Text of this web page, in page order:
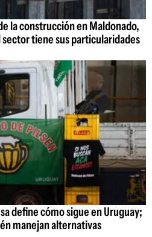
la construcción en Maldonado,
tiene sus particularidades
define cómo sigue en Uruguay;
manejan alternativas